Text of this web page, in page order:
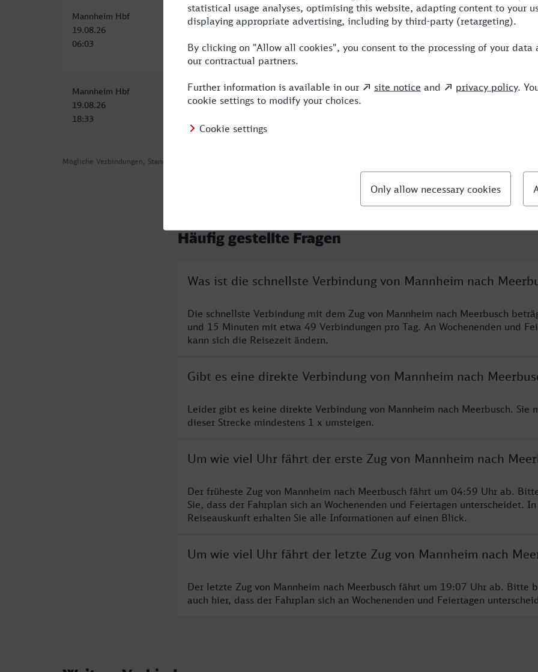
Mögliche Verbindungen, Stand: 2026-08-05 18:01
Mannheim Hbf
19.08.26
06:03
Meerbusch-Osterath
19.08.26
11:13
5:10 RE,ICE,NX
Mannheim Hbf
19.08.26
18:33
Meerbusch-Osterath
19.08.26
2:40 2 ICE,NX
Häufig gestellte Fragen
Was ist die schnellste Verbindung von Mannheim nach
Die schnellste Verbindung mit dem Zug von Mannheim nach Meerbusch
und 15 Minuten mit etwa 49 Verbindungen pro Tag. An Wochenenden und
kann sich die Reisezeit ändern.
Gibt es eine direkte Verbindung von Mannheim nach
Leider gibt es keine direkte Verbindung von Mannheim nach Meerbusch. Sie
dieser Strecke mindestens 1 x umsteigen.
Um wie viel Uhr fährt der erste Zug von Mannheim nach
Der früheste Zug von Mannheim nach Meerbusch fährt um 04:59 Uhr ab.
Sie, dass der Fahrplan sich an Wochenenden und Feiertagen unterscheidet.
Reiseauskunft erhalten Sie alle Informationen auf einen Blick.
Um wie viel Uhr fährt der letzte Zug von Mannheim nach
Der letzte Zug von Mannheim nach Meerbusch fährt um 19:07 Uhr ab. Bitte
auch hier, dass der Fahrplan sich an Wochenenden und Feiertagen